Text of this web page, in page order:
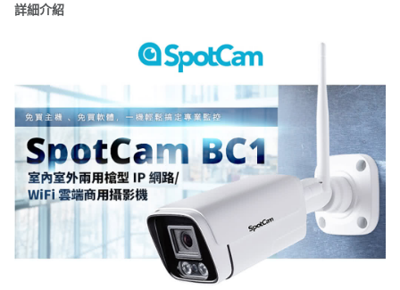
詳細介紹